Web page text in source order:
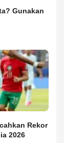
Gunakan
Rekor
2026